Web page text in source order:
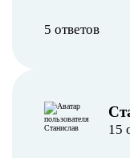
5 ответов
15